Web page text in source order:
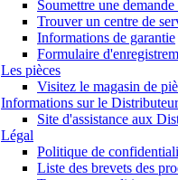
Soumettre une
Trouver un centre de
Informations de garantie
Formulaire
Les pièces
Visitez le magasin de
Informations sur le Distributeur
Site d'assistance aux
Légal
Politique de
Liste des brevets des